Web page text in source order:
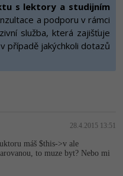
SEO
s lektory a studijním
a podporu v rámci
služba, která zajišťuje
v případě jakýchkoli dotazů
28.4.2015 13:51
máš $this->v ale
to muze byt? Nebo mi